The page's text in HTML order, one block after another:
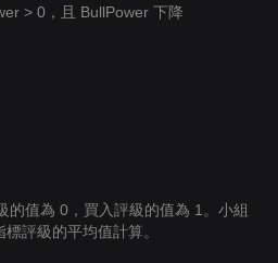
> 0，且 BullPower 下降
的值為 0，買入評級的值為 1。小組
評級的平均值計算。